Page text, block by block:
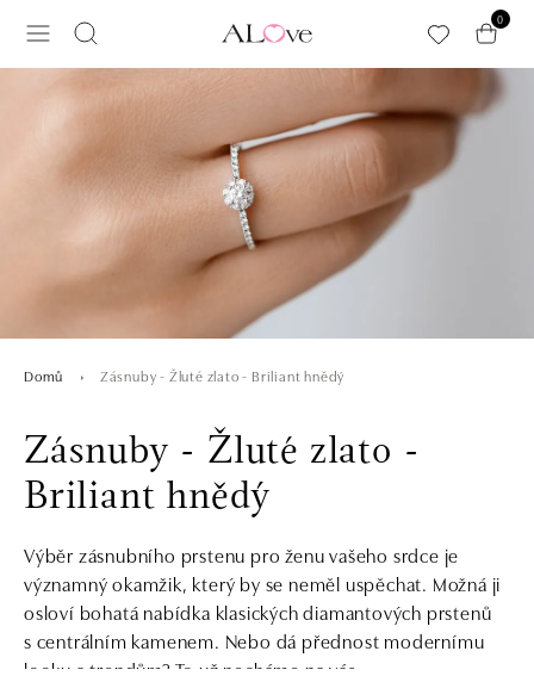
0
Domů Zásnuby - Žluté zlato - Briliant hnědý
Zásnuby - Žluté zlato -
Briliant hnědý
Výběr zásnubního prstenu pro ženu vašeho srdce je
významný okamžik, který by se neměl uspěchat. Možná ji
osloví bohatá nabídka klasických diamantových prstenů
s centrálním kamenem. Nebo dá přednost modernímu
looku a trendům? To už necháme na vás.